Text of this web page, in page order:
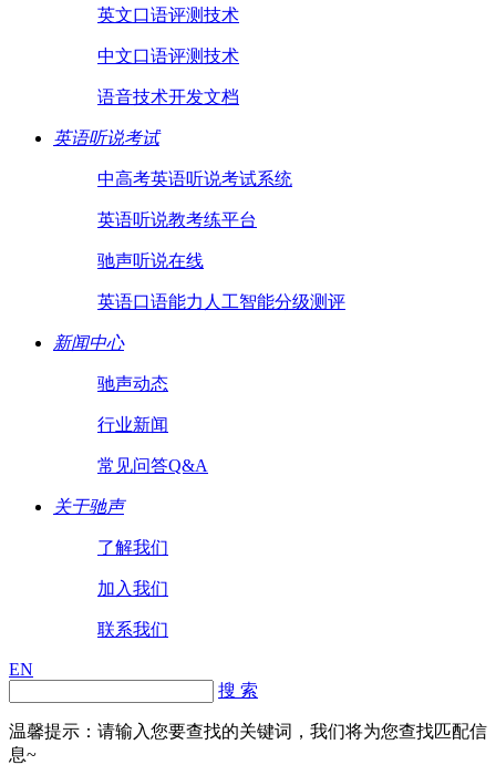
英文口语评测技术
中文口语评测技术
语音技术开发文档
英语听说考试
中高考英语听说考试系统
英语听说教考练平台
驰声听说在线
英语口语能力人工智能分级测评
新闻中心
驰声动态
行业新闻
常见问答Q&A
关于驰声
了解我们
加入我们
联系我们
EN
搜 索
温馨提示：请输入您要查找的关键词，我们将为您查找匹配信
息~